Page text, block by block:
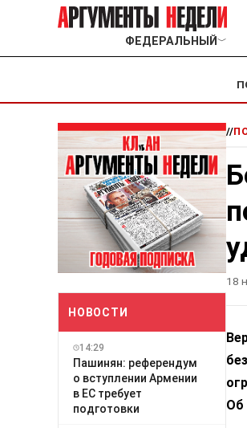
ФЕДЕРАЛЬНЫЙ ﹀
НОВОСТИ
14:29
Пашинян: референдум
о вступлении Армении
в ЕС требует
подготовки
//
18
Об